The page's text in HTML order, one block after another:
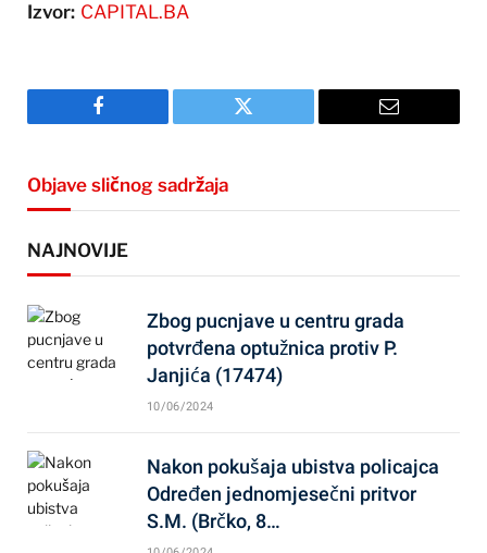
Izvor: CAPITAL.BA
Facebook Twitter Email
Objave sličnog sadržaja
NAJNOVIJE
Zbog pucnjave u centru grada
potvrđena optužnica protiv P.
Janjića (17474)
10/06/2024
Nakon pokušaja ubistva policajca
Određen jednomjesečni pritvor
S.M. (Brčko, 8…